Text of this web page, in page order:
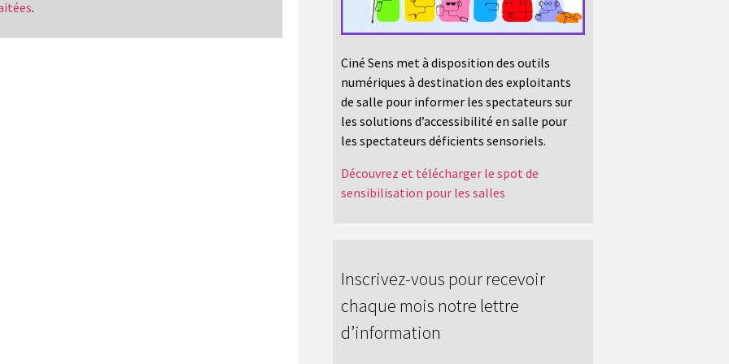
.
Ciné Sens met à disposition des outils
numériques à destination des exploitants
de salle pour informer les spectateurs sur
les solutions d’accessibilité en salle pour
les spectateurs déficients sensoriels.
Découvrez et télécharger le spot de
sensibilisation pour les salles
Inscrivez-vous pour recevoir
chaque mois notre lettre
d’information